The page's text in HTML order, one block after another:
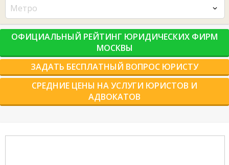
Метро
ОФИЦИАЛЬНЫЙ РЕЙТИНГ ЮРИДИЧЕСКИХ ФИРМ
МОСКВЫ
ЗАДАТЬ БЕСПЛАТНЫЙ ВОПРОС ЮРИСТУ
СРЕДНИЕ ЦЕНЫ НА УСЛУГИ ЮРИСТОВ И
АДВОКАТОВ